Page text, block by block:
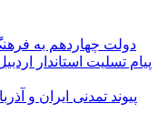
دولت چهاردهم به